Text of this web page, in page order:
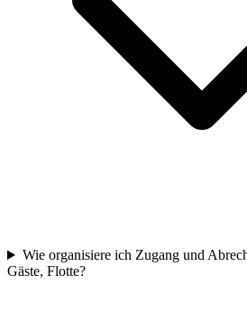
Wie organisiere ich Zugang und
Gäste, Flotte?